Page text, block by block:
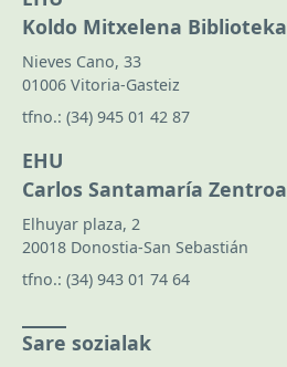
Koldo Mitxelena Biblioteka
Nieves Cano, 33
01006 Vitoria-Gasteiz
tfno.: (34) 945 01 42 87
EHU
Carlos Santamaría Zentroa
Elhuyar plaza, 2
20018 Donostia-San Sebastián
tfno.: (34) 943 01 74 64
Sare sozialak